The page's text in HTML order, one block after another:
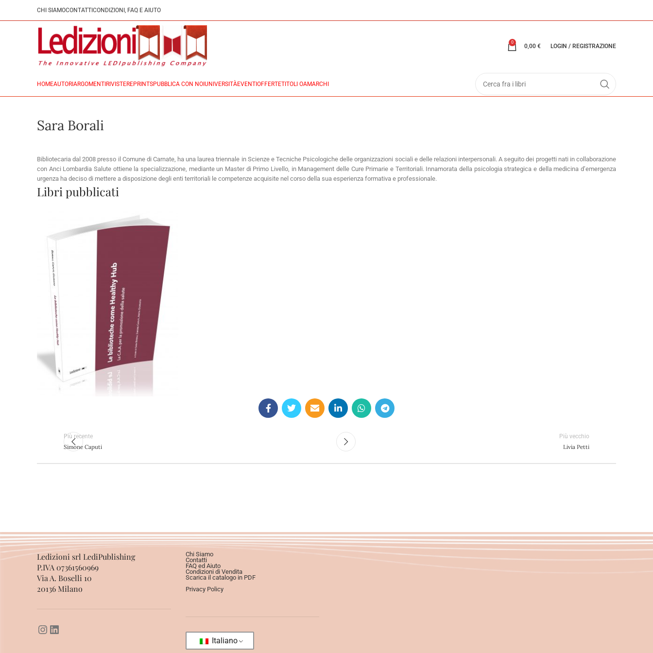
CHI SIAMOCONTATTI CONDIZIONI, FAQ E AIUTO
0
0,00 € LOGIN / REGISTRAZIONE
HOMEAUTORI ARGOMENTI RIVISTEREPRINTSPUBBLICA CON NOI UNIVERSITÀEVENTI OFFERTETITOLI OAMARCHI
Sara Borali
Bibliotecaria dal 2008 presso il Comune di Carnate, ha una laurea triennale in Scienze e Tecniche Psicologiche delle organizzazioni sociali e delle relazioni interpersonali. A seguito dei progetti nati in collaborazione
con Anci Lombardia Salute ottiene la specializzazione, mediante un Master di Primo Livello, in Management delle Cure Primarie e Territoriali. Innamorata della psicologia strategica e della medicina d’emergenza
urgenza ha deciso di mettere a disposizione degli enti territoriali le competenze acquisite nel corso della sua esperienza formativa e professionale.
Libri pubblicati
Cartaceo eBook in ePub
18,00
Scegli
Più recente
Simone Caputi
Più vecchio
Livia Petti
Ledizioni srl LediPublishing
P.IVA 07361560969
Via A. Boselli 10
20136 Milano
Chi Siamo
Contatti
FAQ ed Aiuto
Condizioni di Vendita
Scarica il catalogo in PDF
Privacy Policy
Italiano